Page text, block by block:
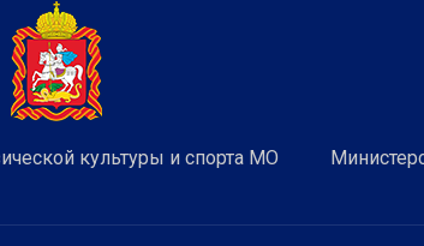
культуры и спорта МО